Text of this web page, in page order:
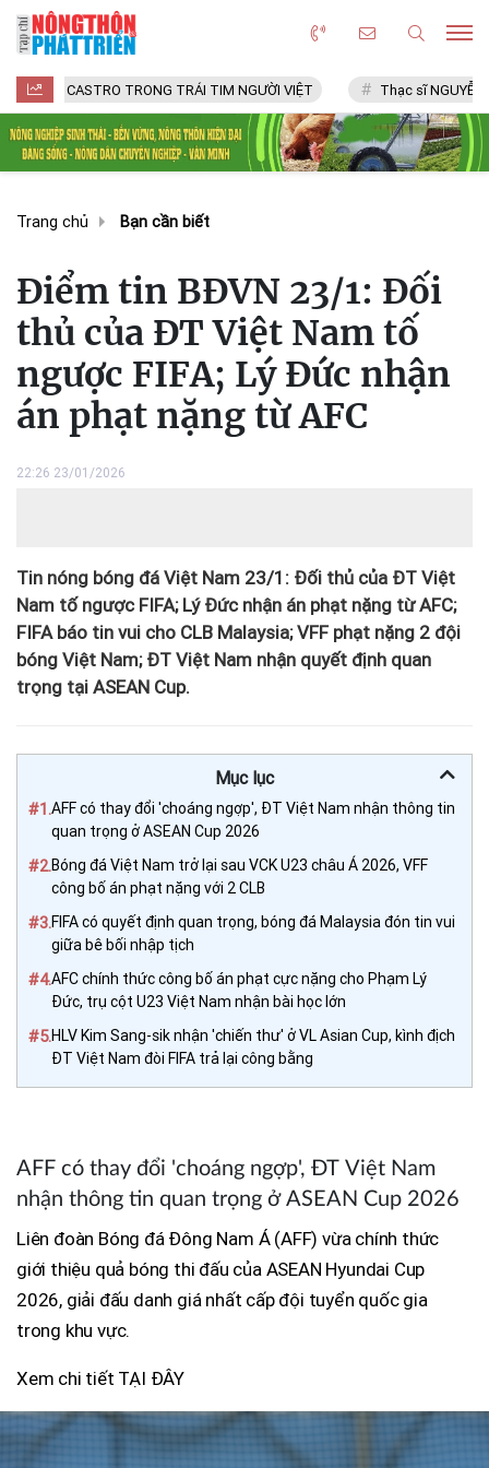
TRONG TRÁI TIM NGƯỜI VIỆT Thạc sĩ NGUYỄN VĂN CHÍ
Trang chủ Bạn cần biết
Điểm tin BĐVN 23/1: Đối
thủ của ĐT Việt Nam tố
ngược FIFA; Lý Đức nhận
án phạt nặng từ AFC
22:26 23/01/2026
Tin nóng bóng đá Việt Nam 23/1: Đối thủ của ĐT Việt
Nam tố ngược FIFA; Lý Đức nhận án phạt nặng từ AFC;
FIFA báo tin vui cho CLB Malaysia; VFF phạt nặng 2 đội
bóng Việt Nam; ĐT Việt Nam nhận quyết định quan
trọng tại ASEAN Cup.
Mục lục
#1.AFF có thay đổi 'choáng ngợp', ĐT Việt Nam nhận thông tin
quan trọng ở ASEAN Cup 2026
#2.Bóng đá Việt Nam trở lại sau VCK U23 châu Á 2026, VFF
công bố án phạt nặng với 2 CLB
#3.FIFA có quyết định quan trọng, bóng đá Malaysia đón tin vui
giữa bê bối nhập tịch
#4.AFC chính thức công bố án phạt cực nặng cho Phạm Lý
Đức, trụ cột U23 Việt Nam nhận bài học lớn
#5.HLV Kim Sang-sik nhận 'chiến thư' ở VL Asian Cup, kình địch
ĐT Việt Nam đòi FIFA trả lại công bằng
AFF có thay đổi 'choáng ngợp', ĐT Việt Nam
nhận thông tin quan trọng ở ASEAN Cup 2026
Liên đoàn Bóng đá Đông Nam Á (AFF) vừa chính thức
giới thiệu quả bóng thi đấu của ASEAN Hyundai Cup
2026, giải đấu danh giá nhất cấp đội tuyển quốc gia
trong khu vực.
Xem chi tiết TẠI ĐÂY